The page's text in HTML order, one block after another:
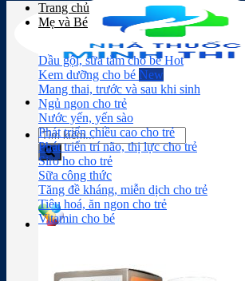
Sữa công thức Đồ dùng cho bé
Trang chủ
Mẹ và Bé
Dầu gội, sữa tắm cho bé
Kem dưỡng cho bé
Mang thai, trước và sau khi sinh
Ngủ ngon cho trẻ
Nước yến, yến sào
Phát triển chiều cao cho trẻ
Phát triển trí não, thị lực cho trẻ
Siro ho cho trẻ
Sữa công thức
Tăng đề kháng, miễn dịch cho trẻ
Tiêu hoá, ăn ngon cho trẻ
Vitamin cho bé